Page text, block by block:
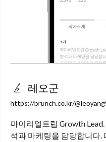
레오군
https://brunch.co.kr/
마이리얼트립 Growth
석과 마케팅을 담당합니다.